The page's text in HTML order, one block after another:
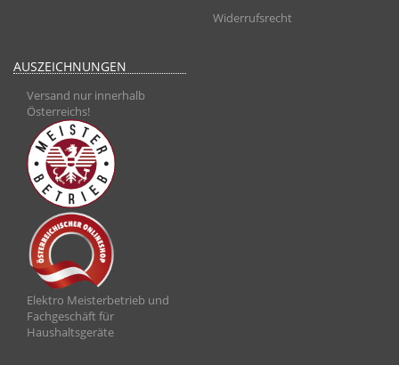
Widerrufsrecht
AUSZEICHNUNGEN
Versand nur innerhalb
Österreichs!
Elektro Meisterbetrieb und
Fachgeschäft für
Haushaltsgeräte